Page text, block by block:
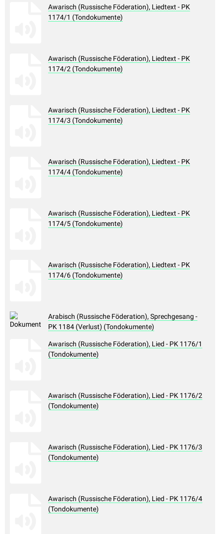
Awarisch (Russische Föderation), Liedtext - PK
1174/1 (Tondokumente)
Awarisch (Russische Föderation), Liedtext - PK
1174/2 (Tondokumente)
Awarisch (Russische Föderation), Liedtext - PK
1174/3 (Tondokumente)
Awarisch (Russische Föderation), Liedtext - PK
1174/4 (Tondokumente)
Awarisch (Russische Föderation), Liedtext - PK
1174/5 (Tondokumente)
Awarisch (Russische Föderation), Liedtext - PK
1174/6 (Tondokumente)
Arabisch (Russische Föderation), Sprechgesang -
PK 1184 (Verlust) (Tondokumente)
Awarisch (Russische Föderation), Lied - PK 1176/1
(Tondokumente)
Awarisch (Russische Föderation), Lied - PK 1176/2
(Tondokumente)
Awarisch (Russische Föderation), Lied - PK 1176/3
(Tondokumente)
Awarisch (Russische Föderation), Lied - PK 1176/4
(Tondokumente)